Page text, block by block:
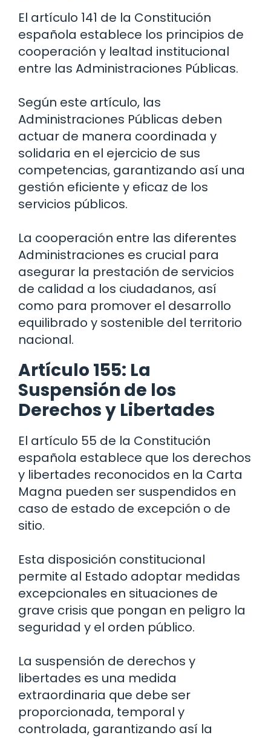
El artículo 141 de la Constitución
española establece los principios de
cooperación y lealtad institucional
entre las Administraciones Públicas.
Según este artículo, las
Administraciones Públicas deben
actuar de manera coordinada y
solidaria en el ejercicio de sus
competencias, garantizando así una
gestión eficiente y eficaz de los
servicios públicos.
La cooperación entre las diferentes
Administraciones es crucial para
asegurar la prestación de servicios
de calidad a los ciudadanos, así
como para promover el desarrollo
equilibrado y sostenible del territorio
nacional.
Artículo 155: La
Suspensión de los
Derechos y Libertades
El artículo 55 de la Constitución
española establece que los derechos
y libertades reconocidos en la Carta
Magna pueden ser suspendidos en
caso de estado de excepción o de
sitio.
Esta disposición constitucional
permite al Estado adoptar medidas
excepcionales en situaciones de
grave crisis que pongan en peligro la
seguridad y el orden público.
La suspensión de derechos y
libertades es una medida
extraordinaria que debe ser
proporcionada, temporal y
controlada, garantizando así la